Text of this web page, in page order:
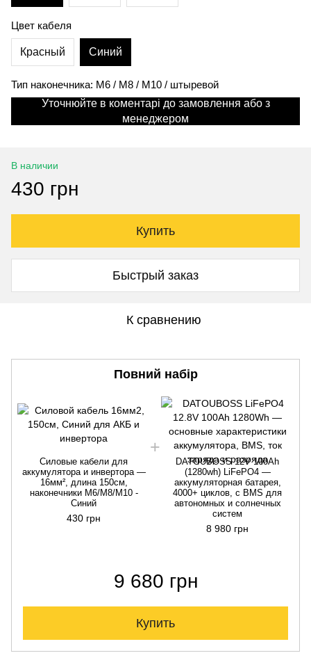
Цвет кабеля
Красный Синий
Тип наконечника: M6 / M8 / M10 / штыревой
Уточнюйте в коментарі до замовлення або з
менеджером
В наличии
430 грн
Купить
Быстрый заказ
К сравнению
Повний набір
Силовые кабели для
аккумулятора и инвертора —
16мм², длина 150см,
наконечники М6/М8/М10 -
Синий
430 грн
DATOUBOSS 12V 100Ah
(1280wh) LiFePO4 —
аккумуляторная батарея,
4000+ циклов, с BMS для
автономных и солнечных
систем
8 980 грн
9 680 грн
Купить